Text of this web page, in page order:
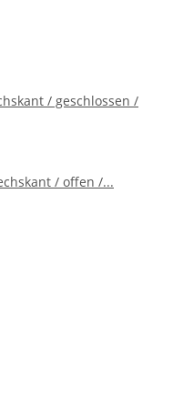
/ geschlossen /